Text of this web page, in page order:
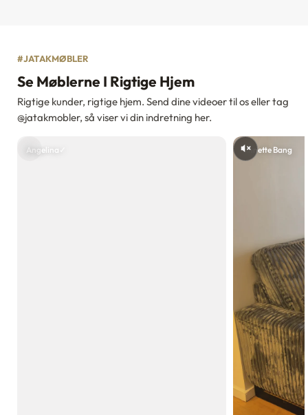
#JATAKMØBLER
Se Møblerne I Rigtige Hjem
Rigtige kunder, rigtige hjem. Send dine videoer til os eller tag
@jatakmobler, så viser vi din indretning her.
Angelina✓ Annette Bang